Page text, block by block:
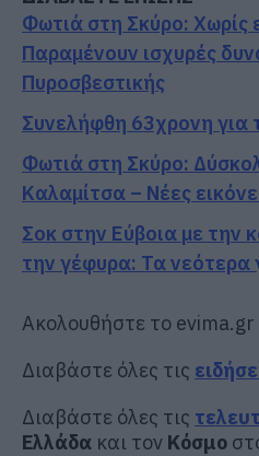
Φωτιά στη Σκύρο: Χωρίς
Παραμένουν ισχυρές
Πυροσβεστικής
Συνελήφθη 63χρονη για
Φωτιά στη Σκύρο:
Καλαμίτσα – Νέες
Σοκ στην Εύβοια με
την γέφυρα: Τα νεότερα
Ακολουθήστε το evima.gr
Διαβάστε όλες τις
Διαβάστε όλες τις
Ελλάδα και τον Κόσμο